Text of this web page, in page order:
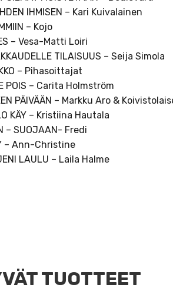
IHMISEN – Kari Kuivalainen
– Kojo
– Vesa-Matti Loiri
TILAISUUS – Seija Simola
– Pihasoittajat
POIS – Carita Holmström
PÄIVÄÄN – Markku Aro &
KÄY – Kristiina Hautala
– SUOJAAN- Fredi
– Ann-Christine
LAULU – Laila Halme
TUOTTEET